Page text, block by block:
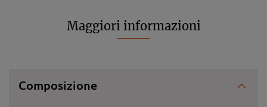
Maggiori informazioni
Composizione